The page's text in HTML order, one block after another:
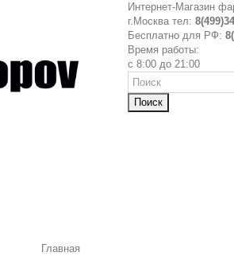
Интернет-Магазин
г.Москва тел:
Бесплатно для РФ:
Время работы:
с 8:00 до 21:00
Поиск
Главная